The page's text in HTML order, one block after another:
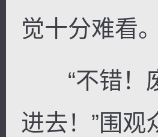
觉十分难看。
“不错！废
进去！”围